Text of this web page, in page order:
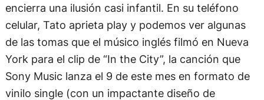
encierra una ilusión casi infantil. En su teléfono
celular, Tato aprieta play y podemos ver algunas
de las tomas que el músico inglés filmó en Nueva
York para el clip de “In the City”, la canción que
Sony Music lanza el 9 de este mes en formato de
vinilo single (con un impactante diseño de